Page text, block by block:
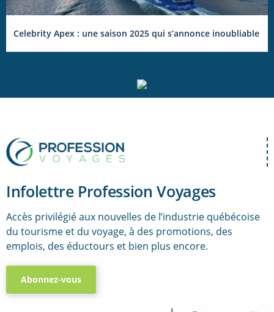
Celebrity Apex : une saison 2025 qui s’annonce inoubliable
Infolettre Profession Voyages
Accès privilégié aux nouvelles de l’industrie québécoise
du tourisme et du voyage, à des promotions, des
emplois, des éductours et bien plus encore.
Abonnez-vous